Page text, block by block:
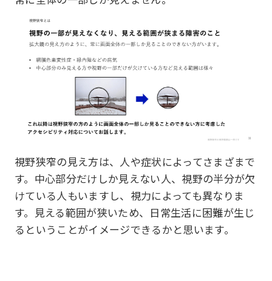
視野狭窄の見え方は、人や症状によってさまざまで
す。中心部分だけしか見えない人、視野の半分が欠
けている人もいますし、視力によっても異なりま
す。見える範囲が狭いため、日常生活に困難が生じ
るということがイメージできるかと思います。